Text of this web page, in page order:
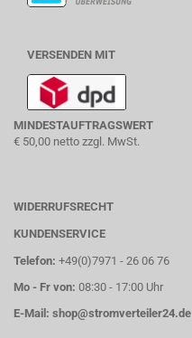
VERSENDEN MIT
MINDESTAUFTRAGSWERT
€ 50,00 netto zzgl. MwSt.
WIDERRUFSRECHT
KUNDENSERVICE
Telefon: +49(0)7971 - 26 06 76
Mo - Fr von: 08:30 - 17:00 Uhr
E-Mail: shop@stromverteiler24.de